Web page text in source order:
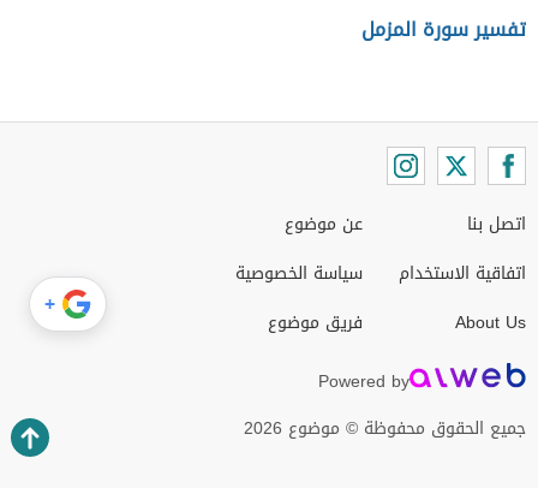
تفسير سورة المزمل
اتصل بنا
اتفاقية الاستخدام
About Us
عن موضوع
سياسة الخصوصية
فريق موضوع
Powered by
جميع الحقوق محفوظة © موضوع 2026
+